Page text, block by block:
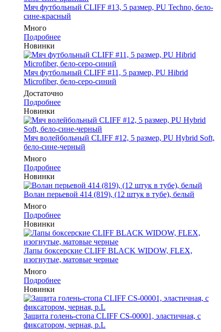
Мяч футбольный CLIFF #13, 5 размер, PU Techno, бело-
сине-красный
Много
Подробнее
Новинки
Мяч футбольный CLIFF #11, 5 размер, PU Hibrid
Microfiber, бело-серо-синий
Достаточно
Подробнее
Новинки
Мяч волейбольный CLIFF #12, 5 размер, PU Hybrid Soft,
бело-сине-черный
Много
Подробнее
Новинки
Волан перьевой 414 (819), (12 штук в тубе), белый
Много
Подробнее
Новинки
Лапы боксерские CLIFF BLACK WIDOW, FLEX,
изогнутые, матовые черные
Много
Подробнее
Новинки
Защита голень-стопа CLIFF CS-00001, эластичная, с
фиксатором, черная, р.L